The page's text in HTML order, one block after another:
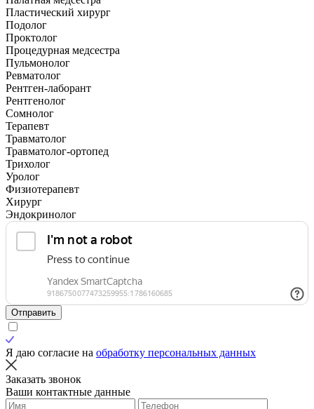
Пластический хирург
Подолог
Проктолог
Процедурная медсестра
Пульмонолог
Ревматолог
Рентген-лаборант
Рентгенолог
Сомнолог
Терапевт
Травматолог
Травматолог-ортопед
Трихолог
Уролог
Физиотерапевт
Хирург
Эндокринолог
Отправить
Я даю согласие на обработку персональных данных
Заказать звонок
Ваши контактные данные